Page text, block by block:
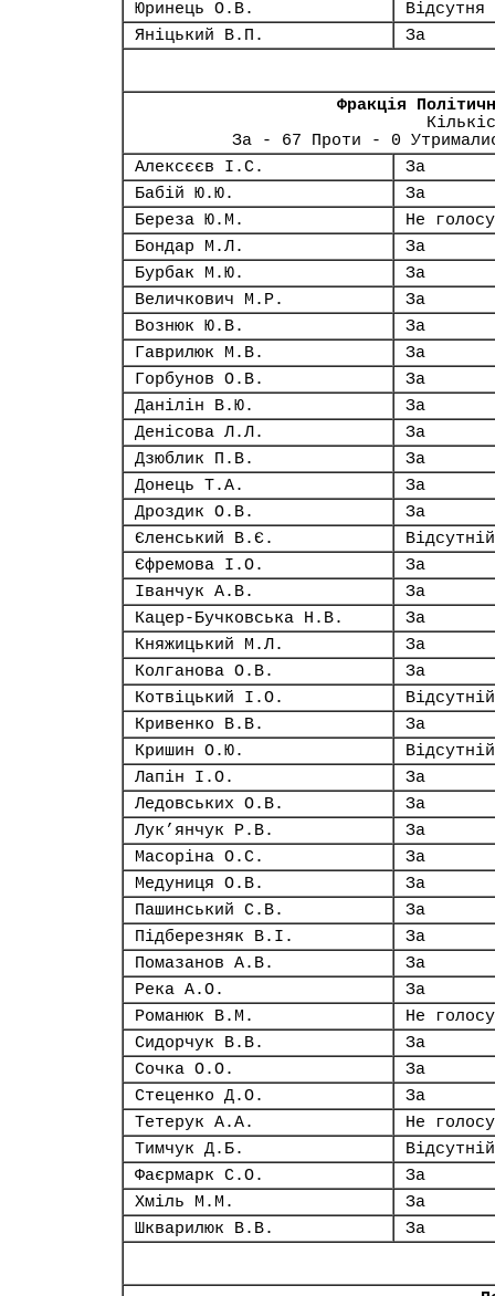
Юринець О.В.
Відсутня
Яніцький В.П.
За
Фракція
За - 67 Проти - 0
Алексєєв І.С.
За
Бабій Ю.Ю.
За
Береза Ю.М.
Не
Бондар М.Л.
За
Бурбак М.Ю.
За
Величкович М.Р.
За
Вознюк Ю.В.
За
Гаврилюк М.В.
За
Горбунов О.В.
За
Данілін В.Ю.
За
Денісова Л.Л.
За
Дзюблик П.В.
За
Донець Т.А.
За
Дроздик О.В.
За
Єленський В.Є.
Відсутній
Єфремова І.О.
За
Іванчук А.В.
За
Кацер-Бучковська Н.В.
За
Княжицький М.Л.
За
Колганова О.В.
За
Котвіцький І.О.
Відсутній
Кривенко В.В.
За
Кришин О.Ю.
Відсутній
Лапін І.О.
За
Ледовських О.В.
За
Лук’янчук Р.В.
За
Масоріна О.С.
За
Медуниця О.В.
За
Пашинський С.В.
За
Підберезняк В.І.
За
Помазанов А.В.
За
Река А.О.
За
Романюк В.М.
Не
Сидорчук В.В.
За
Сочка О.О.
За
Стеценко Д.О.
За
Тетерук А.А.
Не
Тимчук Д.Б.
Відсутній
Фаєрмарк С.О.
За
Хміль М.М.
За
Шкварилюк В.В.
За